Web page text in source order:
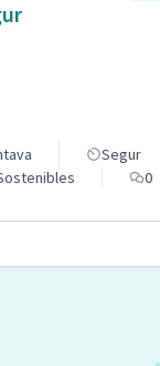
Segur
0